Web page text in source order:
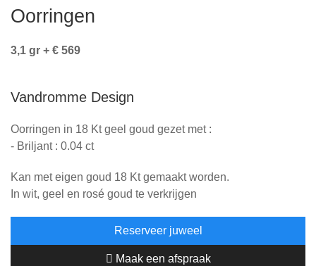
Oorringen
3,1 gr + € 569
Vandromme Design
Oorringen in 18 Kt geel goud gezet met :
- Briljant : 0.04 ct
Kan met eigen goud 18 Kt gemaakt worden.
In wit, geel en rosé goud te verkrijgen
Reserveer juweel
Maak een afspraak